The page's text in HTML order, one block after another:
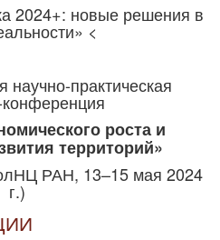
2024+: новые решения в
<
практическая
конференция
роста и
территорий»
РАН, 13–15 мая 2024
г.)